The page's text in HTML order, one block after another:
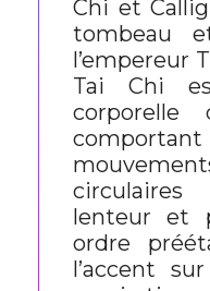
Chi et
tombeau
l’empereur
Tai Chi
corporelle
lenteur et
ordre
l’accent